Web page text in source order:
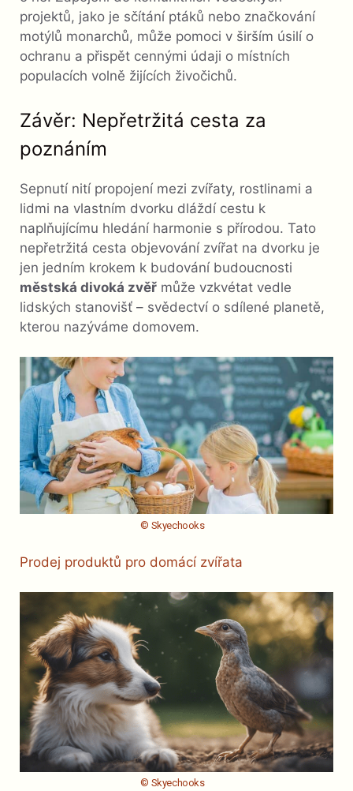
projektů, jako je sčítání ptáků nebo značkování
motýlů monarchů, může pomoci v širším úsilí o
ochranu a přispět cennými údaji o místních
populacích volně žijících živočichů.
Závěr: Nepřetržitá cesta za
poznáním
Sepnutí nití propojení mezi zvířaty, rostlinami a
lidmi na vlastním dvorku dláždí cestu k
naplňujícímu hledání harmonie s přírodou. Tato
nepřetržitá cesta objevování zvířat na dvorku je
jen jedním krokem k budování budoucnosti
městská divoká zvěř může vzkvétat vedle
lidských stanovišť – svědectví o sdílené planetě,
kterou nazýváme domovem.
© Skyechooks
Prodej produktů pro domácí zvířata
© Skyechooks